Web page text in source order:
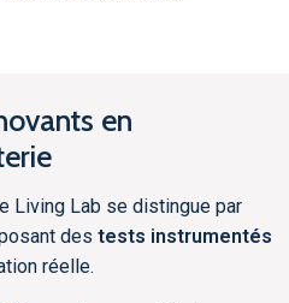
en
Living Lab se distingue par
des tests instrumentés
réelle.